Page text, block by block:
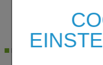
Lieferzeit 2-5 Werktage